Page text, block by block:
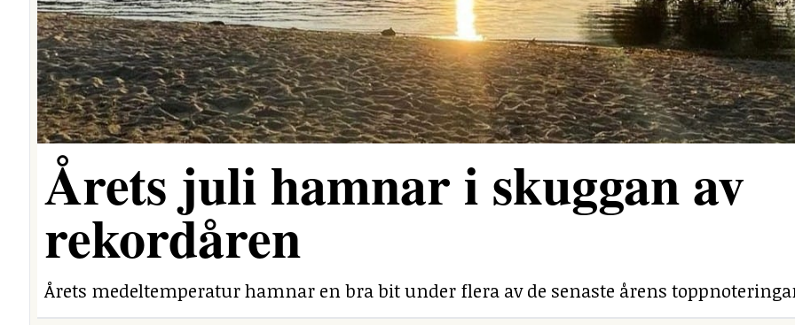
Årets juli hamnar i skuggan av
rekordåren
Årets medeltemperatur hamnar en bra bit under flera av de senaste årens